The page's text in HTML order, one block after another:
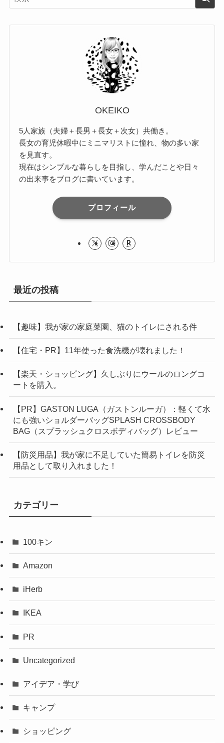
OKEIKO
5人家族（夫婦＋長男＋長女＋次女）共働き。
長女の育児休暇中にミニマリストに憧れ、物の多い家
を見直す。
現在はシンプルな暮らしを目指し、学んだことや日々
の出来事をブログに書いています。
プロフィール
最近の投稿
【趣味】我が家の家庭菜園、猫のトイレにされる件
【住宅・PR】11年使った食洗機が壊れました！
【楽天・ショッピング】久しぶりにウールのロングコ
ートを購入。
【PR】GASTON LUGA（ガストンルーガ）：軽くて水
にも強いショルダーバッグSPLASH CROSSBODY
BAG（スプラッシュクロスボディバッグ）レビュー
【防災用品】我が家に不足していた簡易トイレを防災
用品として取り入れました！
カテゴリー
100キン
Amazon
iHerb
IKEA
PR
Uncategorized
アイデア・学び
キャンプ
ショッピング